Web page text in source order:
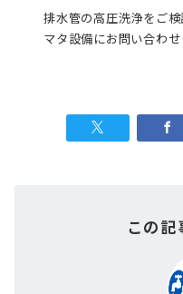
排水管の高圧洗浄をご
マタ設備にお問い合わせ
この